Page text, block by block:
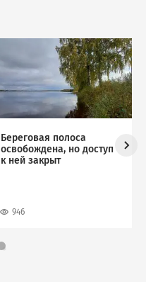
Береговая полоса
освобождена, но доступ
к ней закрыт
946